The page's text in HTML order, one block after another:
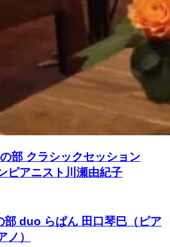
部 クラシックセッション
ピアニスト川瀬由紀子
部 duo らぱん 田口琴巳（ピア
ノ）